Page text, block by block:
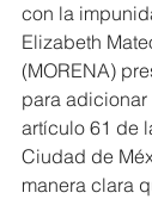
con la
Elizabeth
(MORENA)
para adicionar
artículo 61 de
Ciudad de
manera clara